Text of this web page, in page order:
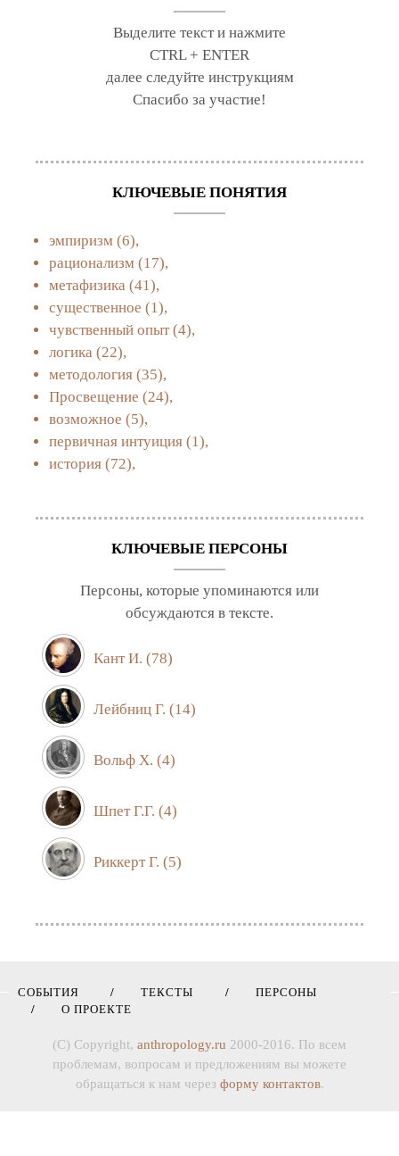
Выделите текст и нажмите
CTRL + ENTER
далее следуйте инструкциям
Спасибо за участие!
КЛЮЧЕВЫЕ ПОНЯТИЯ
эмпиризм (6),
рационализм (17),
метафизика (41),
существенное (1),
чувственный опыт (4),
логика (22),
методология (35),
Просвещение (24),
возможное (5),
первичная интуиция (1),
история (72),
КЛЮЧЕВЫЕ ПЕРСОНЫ
Персоны, которые упоминаются или
обсуждаются в тексте.
Кант И. (78)
Лейбниц Г. (14)
Вольф Х. (4)
Шпет Г.Г. (4)
Риккерт Г. (5)
СОБЫТИЯ ТЕКСТЫ
ПЕРСОНЫ
О ПРОЕКТЕ
(C) Copyright, anthropology.ru 2000-2016. По всем
проблемам, вопросам и предложениям вы можете
обращаться к нам через форму контактов.